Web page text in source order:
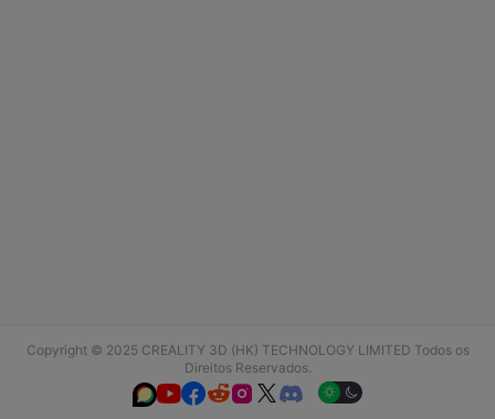
Copyright © 2025 CREALITY 3D (HK) TECHNOLOGY LIMITED Todos os
Direitos Reservados.
  